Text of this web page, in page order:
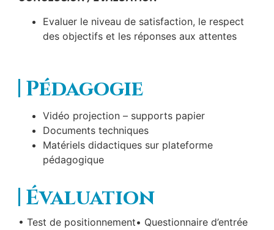
Evaluer le niveau de satisfaction, le respect
des objectifs et les réponses aux attentes
Pédagogie
Vidéo projection – supports papier
Documents techniques
Matériels didactiques sur plateforme
pédagogique
Évaluation
• Test de positionnement• Questionnaire d’entrée